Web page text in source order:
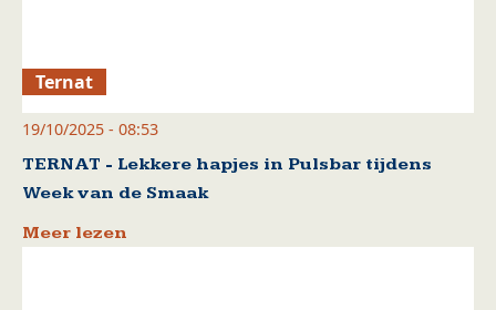
Ternat
19/10/2025 - 08:53
TERNAT - Lekkere hapjes in Pulsbar tijdens
Week van de Smaak
Meer lezen